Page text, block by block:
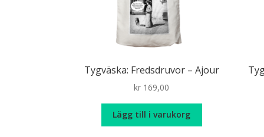
Tygväska: Fredsdruvor – Ajour
kr 169,00
Lägg till i varukorg